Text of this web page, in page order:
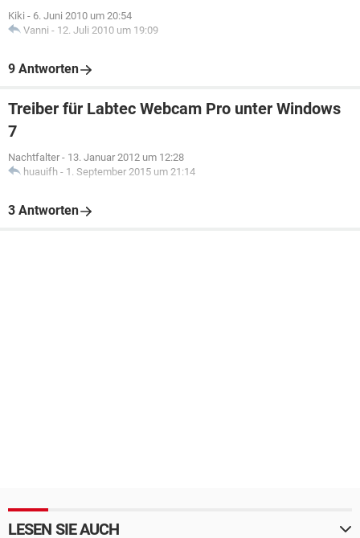
Kiki - 6. Juni 2010 um 20:54
Vanni - 12. Juli 2010 um 19:09
9 Antworten
Treiber für Labtec Webcam Pro unter Windows
7
Nachtfalter - 13. Januar 2012 um 12:28
huauifh - 1. September 2015 um 21:14
3 Antworten
LESEN SIE AUCH